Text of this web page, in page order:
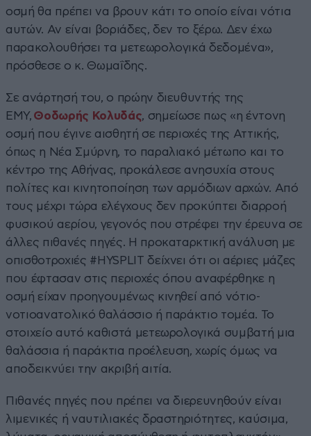
οσμή θα πρέπει να βρουν κάτι το οποίο είναι νότια
αυτών. Αν είναι βοριάδες, δεν το ξέρω. Δεν έχω
παρακολουθήσει τα μετεωρολογικά δεδομένα»,
πρόσθεσε ο κ. Θωμαΐδης.
Σε ανάρτησή του, ο πρώην διευθυντής της
ΕΜΥ, Θοδωρής Κολυδάς, σημείωσε πως «η έντονη
οσμή που έγινε αισθητή σε περιοχές της Αττικής,
όπως η Νέα Σμύρνη, το παραλιακό μέτωπο και το
κέντρο της Αθήνας, προκάλεσε ανησυχία στους
πολίτες και κινητοποίηση των αρμόδιων αρχών. Από
τους μέχρι τώρα ελέγχους δεν προκύπτει διαρροή
φυσικού αερίου, γεγονός που στρέφει την έρευνα σε
άλλες πιθανές πηγές. Η προκαταρκτική ανάλυση με
οπισθοτροχιές #HYSPLIT δείχνει ότι οι αέριες μάζες
που έφτασαν στις περιοχές όπου αναφέρθηκε η
οσμή είχαν προηγουμένως κινηθεί από νότιο-
νοτιοανατολικό θαλάσσιο ή παράκτιο τομέα. Το
στοιχείο αυτό καθιστά μετεωρολογικά συμβατή μια
θαλάσσια ή παράκτια προέλευση, χωρίς όμως να
αποδεικνύει την ακριβή αιτία.
Πιθανές πηγές που πρέπει να διερευνηθούν είναι
λιμενικές ή ναυτιλιακές δραστηριότητες, καύσιμα,